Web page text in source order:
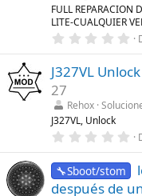
l
l
a
s
FULL REPARACION
LITE-CUALQUIER
0
0
0
e
t
l
a
s
J327VL
27
Rehox
J327VL, Unlock
0
0
0
e
s
🔧Sboot/stom
después de